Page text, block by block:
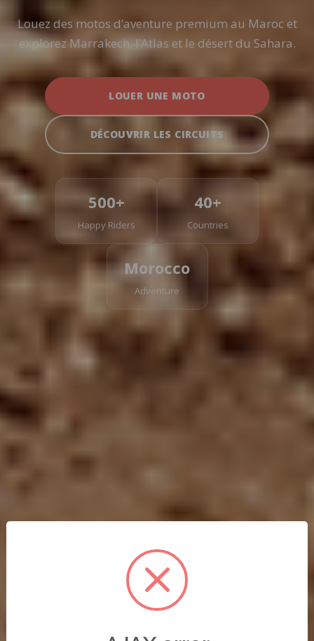
Louez des motos d’aventure premium au Maroc et
explorez Marrakech, l’Atlas et le désert du Sahara.
LOUER UNE MOTO
DÉCOUVRIR LES CIRCUITS
500+
Happy Riders
40+
Countries
Morocco
Adventure